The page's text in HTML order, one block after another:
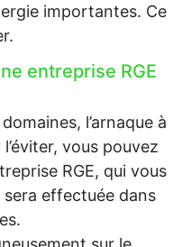
importantes. Ce
entreprise RGE
l’arnaque à
vous pouvez
RGE, qui vous
effectuée dans